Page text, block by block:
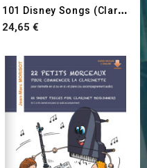
1
01 Disney Songs (Clarinette)
Prix
24,65 €